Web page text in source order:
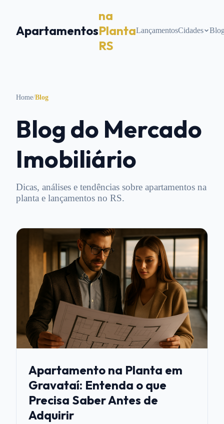
Apartamentos
na
Planta
RS
LançamentosCidades
Home/Blog
Blog do Mercado
Imobiliário
Dicas, análises e tendências sobre apartamentos na
planta e lançamentos no RS.
Apartamento na Planta em
Gravataí: Entenda o que
Precisa Saber Antes de
Adquirir